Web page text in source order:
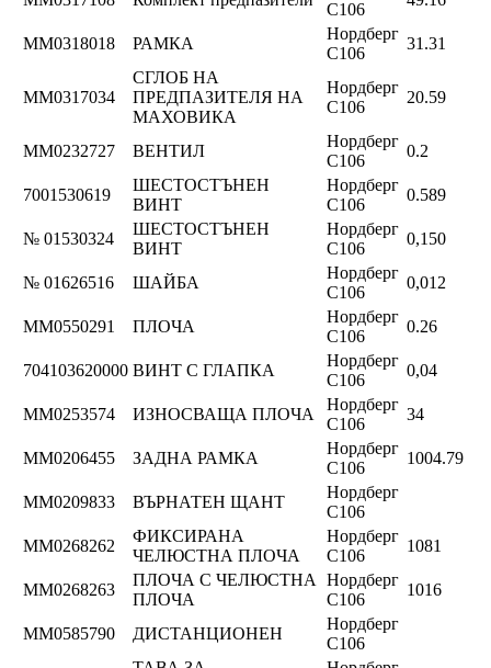
C106
ММ0318018 РАМКА
Нордберг
C106
31.31
ММ0317034
СГЛОБ НА
ПРЕДПАЗИТЕЛЯ НА
МАХОВИКА
Нордберг
C106
20.59
ММ0232727 ВЕНТИЛ
Нордберг
C106
0.2
7001530619
ШЕСТОСТЪНЕН
ВИНТ
Нордберг
C106
0.589
№ 01530324
ШЕСТОСТЪНЕН
ВИНТ
Нордберг
C106
0,150
№ 01626516 ШАЙБА
Нордберг
C106
0,012
ММ0550291 ПЛОЧА
Нордберг
C106
0.26
704103620000 ВИНТ С ГЛАПКА
Нордберг
C106
0,04
ММ0253574 ИЗНОСВАЩА ПЛОЧА
Нордберг
C106
34
ММ0206455 ЗАДНА РАМКА
Нордберг
C106
1004.79
ММ0209833 ВЪРНАТЕН ЩАНТ
Нордберг
C106
ММ0268262
ФИКСИРАНА
ЧЕЛЮСТНА ПЛОЧА
Нордберг
C106
1081
ММ0268263
ПЛОЧА С ЧЕЛЮСТНА
ПЛОЧА
Нордберг
C106
1016
ММ0585790 ДИСТАНЦИОНЕН
Нордберг
C106